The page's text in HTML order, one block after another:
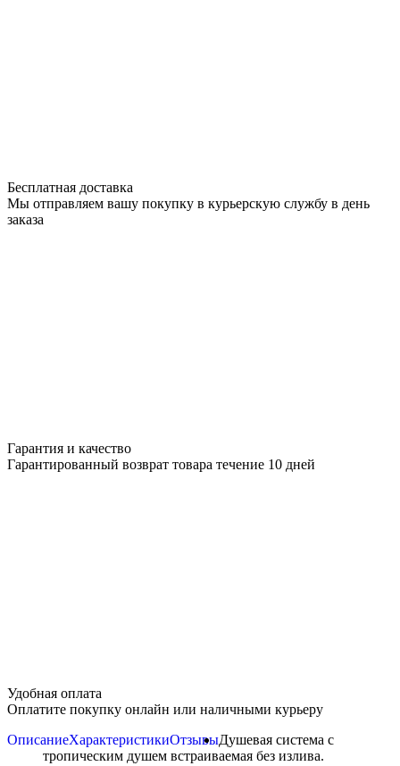
Бесплатная доставка
Мы отправляем вашу покупку в курьерскую службу в день
заказа
Гарантия и качество
Гарантированный возврат товара течение 10 дней
Удобная оплата
Оплатите покупку онлайн или наличными курьеру
ОписаниеХарактеристикиОтзывыДушевая система с
тропическим душем встраиваемая без излива.